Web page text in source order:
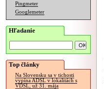
Pingmeter
Googlemeter
Hľadanie
Top články
Na Slovensku sa v tichosti
vypína ADSL v lokalitách s
VDSL, už 31. mája